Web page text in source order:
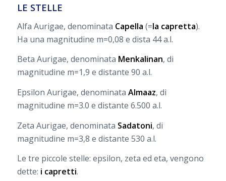
LE STELLE
Alfa Aurigae, denominata Capella (=la capretta).
Ha una magnitudine m=0,08 e dista 44 a.l.
Beta Aurigae, denominata Menkalinan, di
magnitudine m=1,9 e distante 90 a.l.
Epsilon Aurigae, denominata Almaaz, di
magnitudine m=3.0 e distante 6.500 a.l.
Zeta Aurigae, denominata Sadatoni, di
magnitudine m=3,8 e distante 530 a.l.
Le tre piccole stelle: epsilon, zeta ed eta, vengono
dette: i capretti.